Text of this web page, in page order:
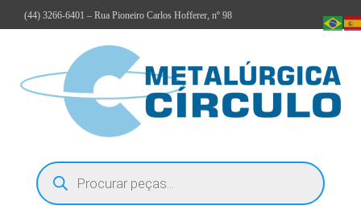
(44) 3266-6401 – Rua Pioneiro Carlos Hofferer, nº 98